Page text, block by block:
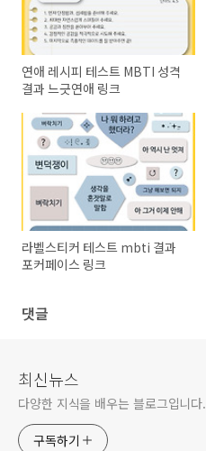
연애 레시피 테스트 MBTI 성격
결과 느긋연애 링크
라벨스티커 테스트 mbti 결과
포커페이스 링크
댓글
최신뉴스
다양한 지식을 배우는 블로그입니다.
구독하기